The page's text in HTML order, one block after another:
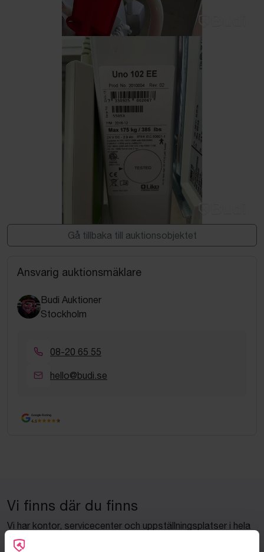
Gå tillbaka till auktionsobjektet
Ansvarig auktionsmäklare
Budi Auktioner
Stockholm
08-20 65 55
hello@budi.se
Google Rating
4.5
Vi finns där du finns
Vi har kontor, servicecenter och uppställningsplatser i hela
Sverige för att kunna hjälpa dig snabbt – var du än befinner